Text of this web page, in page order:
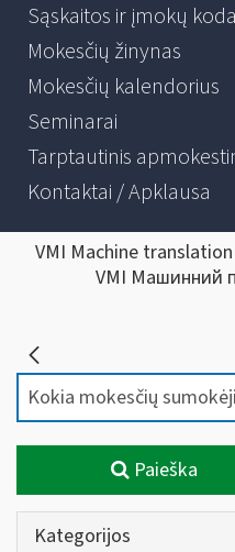
Sąskaitos ir įmokų
Mokesčių žinynas
Mokesčių kalendorius
Seminarai
Tarptautinis
Kontaktai / Apklausa
VMI Machine
VMI Машинний
Paieška
Kategorijos